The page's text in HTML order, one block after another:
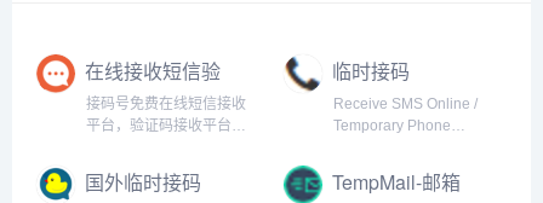
在线接收短信验
证码，临时手机
号，虚拟电话号
接码号免费在线短信接收
平台，验证码接收平台，
临时虚拟手机号云短信接
码，拥有中国香港/美国/英
临时接码
Receive SMS Online /
Temporary Phone
国外临时接码 TempMail-邮箱